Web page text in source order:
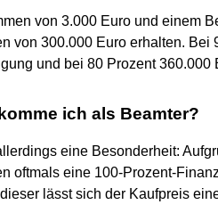
von 3.000 Euro und einem
von 300.000 Euro erhalten. Bei
und bei 80 Prozent 360.000
ich als Beamter?
eine Besonderheit:
oftmals eine 100-Prozent-
lässt sich der Kaufpreis